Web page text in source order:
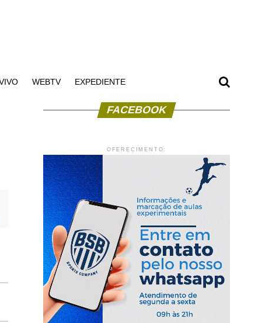
WEBTV EXPEDIENTE
FACEBOOK
OFERECIMENTO: